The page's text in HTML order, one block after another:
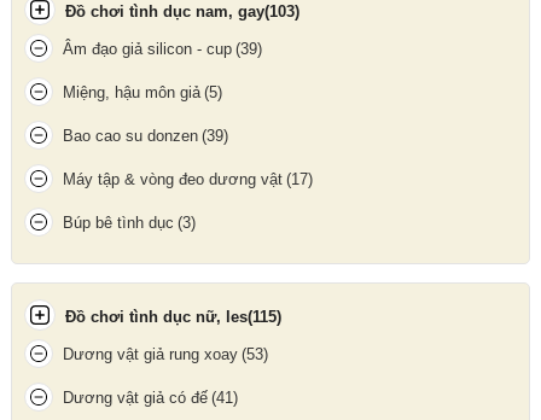
Đồ chơi tình dục nam, gay(103)
Âm đạo giả silicon - cup (39)
Miệng, hậu môn giả (5)
Bao cao su donzen (39)
Máy tập & vòng đeo dương vật (17)
Búp bê tình dục (3)
Đồ chơi tình dục nữ, les(115)
Dương vật giả rung xoay (53)
Dương vật giả có đế (41)